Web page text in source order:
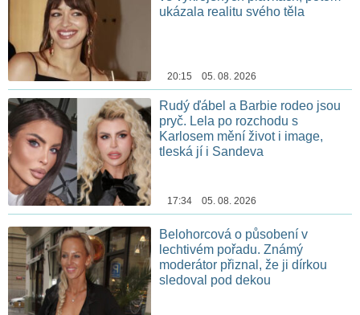
ukázala realitu svého těla
20:15 05. 08. 2026
Rudý ďábel a Barbie rodeo jsou
pryč. Lela po rozchodu s
Karlosem mění život i image,
tleská jí i Sandeva
17:34 05. 08. 2026
Belohorcová o působení v
lechtivém pořadu. Známý
moderátor přiznal, že ji dírkou
sledoval pod dekou